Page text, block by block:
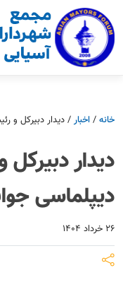
خانه / اخبار / دیدار دبیرکل و
دیدار
دیپلماسی
۲۶ خرداد ۱۴۰۴